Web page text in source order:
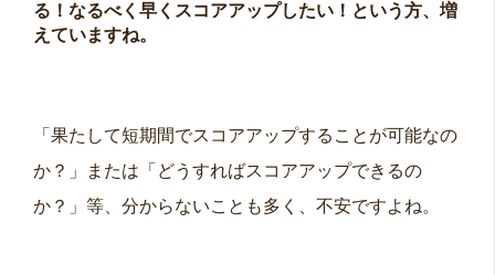
る！なるべく早くスコアアップしたい！という方、増
えていますね。
「果たして短期間でスコアアップすることが可能なの
か？」または「どうすればスコアアップできるの
か？」等、分からないことも多く、不安ですよね。